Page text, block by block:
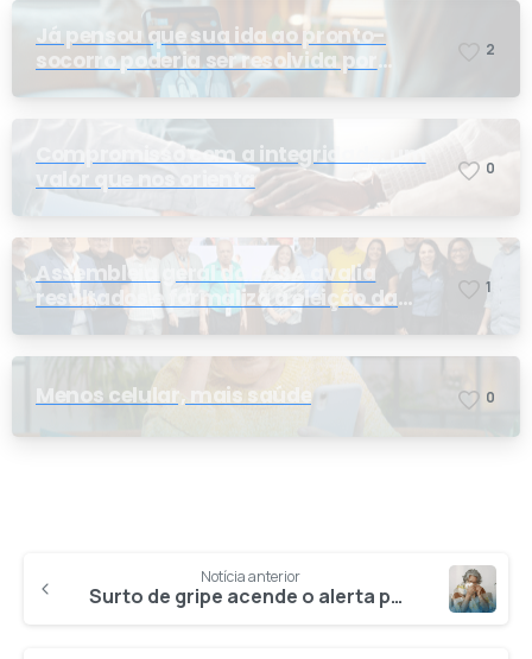
Já pensou que sua ida ao pronto-
socorro poderia ser resolvida por
telemedicina?
2
Compromisso com a integridade: um
valor que nos orienta
0
Assembleia geral do PASA avalia
resultados e formaliza a eleição da
nova conselheira
1
Menos celular, mais saúde 0
Notícia anterior
Surto de gripe acende o alerta para a importância da vacinação